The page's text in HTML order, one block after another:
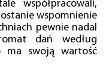
współpracowali,
wspomnienie
pewnie nadal
dań według
ma swoją wartość